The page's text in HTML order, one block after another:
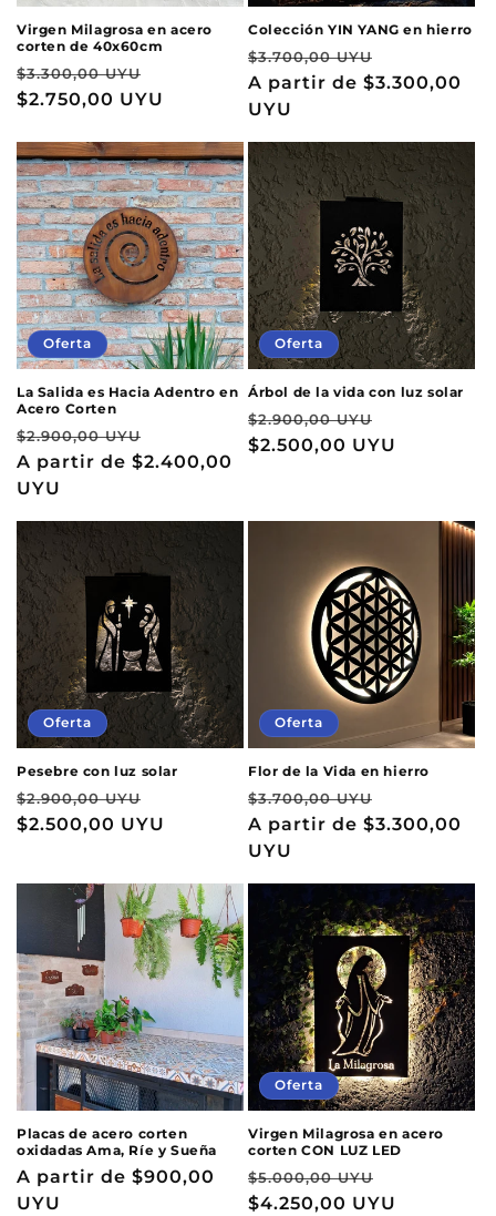
Virgen Milagrosa en acero
corten de 40x60cm
Precio
habitual
$3.300,00 UYU
de
$2.750,00 UYU
Colección YIN YANG en hierro
Precio
habitual
$3.700,00 UYU
de
A partir de $3.300,00
UYU
Oferta
La Salida es Hacia Adentro en
Acero Corten
Precio
habitual
$2.900,00 UYU
de
A partir de $2.400,00
UYU
Oferta
Árbol de la vida con luz solar
Precio
habitual
$2.900,00 UYU
de
$2.500,00 UYU
Oferta
Pesebre con luz solar
Precio
habitual
$2.900,00 UYU
de
$2.500,00 UYU
Oferta
Flor de la Vida en hierro
Precio
habitual
$3.700,00 UYU
de
A partir de $3.300,00
UYU
Placas de acero corten
oxidadas Ama, Ríe y Sueña
Precio
habitual
A partir de $900,00
UYU
Oferta
Virgen Milagrosa en acero
corten CON LUZ LED
Precio
habitual
$5.000,00 UYU
de
$4.250,00 UYU